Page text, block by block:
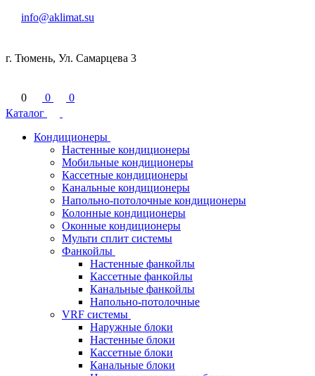
info@aklimat.su
г. Тюмень, Ул. Самарцева 3
0 0
0
Каталог
Кондиционеры
Настенные кондиционеры
Мобильные кондиционеры
Кассетные кондиционеры
Канальные кондиционеры
Напольно-потолочные кондиционеры
Колонные кондиционеры
Оконные кондиционеры
Мульти сплит системы
Фанкойлы
Настенные фанкойлы
Кассетные фанкойлы
Канальные фанкойлы
Напольно-потолочные
VRF системы
Наружные блоки
Настенные блоки
Кассетные блоки
Канальные блоки